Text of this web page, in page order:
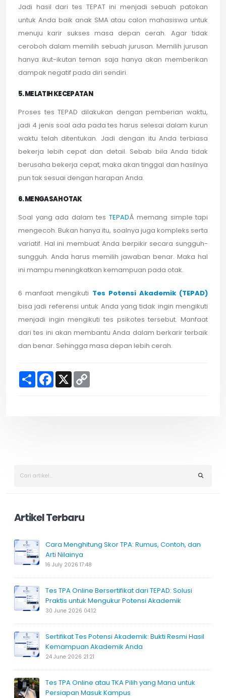
Jadi hasil dari tes TEPAT ini menjadi sebuah patokan
untuk Anda baik anak SMA atau calon mahasiswa untuk
menuju karir sukses masa depan cerah. Agar tidak
ceroboh dalam memilih sebuah jurusan. Memilih jurusan
hanya ikut-ikutan teman saja hanya akan memberikan
dampak negatif pada diri sendiri.
5. MELATIH KECEPATAN
Proses tes TEPAD dilakukan dengan pemberian waktu,
jadi 4 jenis soal ada pada tes harus selesai dalam kurun
waktu telah ditentukan. Jadi dengan itu Anda terbiasa
bekerja lebih cepat dan detail. Sebab bila Anda tidak
berusaha bekerja cepat, maka akan tinggal dan hasilnya
pun tak sesuai dengan harapan Anda.
6. MENGASAH OTAK
Soal yang ada dalam tes TEPADÂ memang simple tapi
mengecoh. Bukan hanya itu, soalnya juga kompleks serta
variatif. Hal ini membuat Anda berpikir secara sungguh-
sungguh. Anda harus memilih jawaban benar. Maka hal
ini mampu meningkatkan kemampuan pada otak.
6 manfaat mengikuti Tes Potensi Akademik (TEPAD)
bisa jadi referensi untuk Anda yang tidak ingin mengikuti
menjadi ingin mengikuti tes psikotes tersebut. Manfaat
dari tes ini akan membantu Anda dalam berkarir terbaik
dan benar. Sehingga masa depan lebih cerah.
S
F
X
Artikel Terbaru
Cara Menghitung Skor TPA: Rumus, Contoh, dan
Arti Nilainya
16 July 2026 17:48
Tes TPA Online Bersertifikat dari TEPAD: Solusi
Praktis untuk Mengukur Potensi Akademik
30 June 2026 04:12
Sertifikat Tes Potensi Akademik: Bukti Resmi Hasil
Kemampuan Akademik Anda
24 June 2026 21:21
Tes TPA Online atau TKA Pilih yang Mana untuk
Persiapan Masuk Kampus